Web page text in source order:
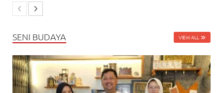
SENI BUDAYA VIEW ALL